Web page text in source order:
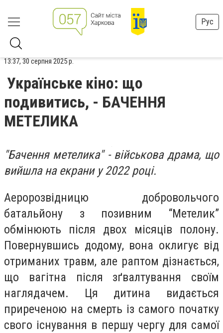
Рус
13:37, 30 серпня 2025 р.
Українське кіно: що
подивитись, - БАЧЕННЯ
МЕТЕЛИКА
"Бачення метелика" - військова драма, що
вийшла на екрани у 2022 році.
Аеророзвідницю добровольчого
батальйону з позивним “Метелик”
обмінюють після двох місяців полону.
Повернувшись додому, вона оклигує від
отриманих травм, але раптом дізнається,
що вагітна після зґвалтування своїм
наглядачем. Ця дитина видається
приреченою на смерть із самого початку
свого існування в першу чергу для самої